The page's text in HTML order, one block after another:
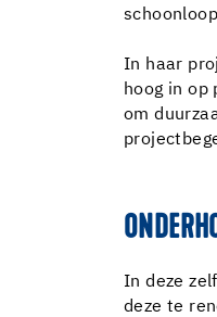
In haar
hoog in op
om
In deze
deze te